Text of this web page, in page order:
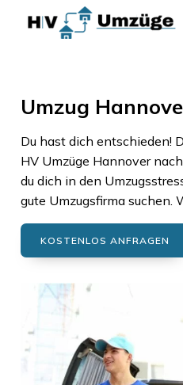
Umzug
Du hast dich entschieden!
HV Umzüge Hannovernach
du dich in den
gute Umzugsfirma suchen.
KOSTENLOS ANFRAGEN